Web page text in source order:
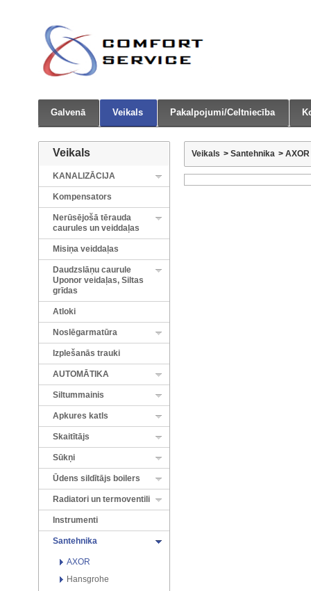
Galvenā Veikals Pakalpojumi/Celtniecība
Veikals
KANALIZĀCIJA
Kompensators
Nerūsējošā tērauda
caurules un veiddaļas
Misiņa veiddaļas
Daudzslāņu caurule
Uponor veidaļas, Siltas
grīdas
Atloki
Noslēgarmatūra
Izplešanās trauki
AUTOMĀTIKA
Siltummainis
Apkures katls
Skaitītājs
Sūkņi
Ūdens sildītājs boilers
Radiatori un termoventili
Instrumenti
Santehnika
AXOR
Hansgrohe
Veikals > Santehnika > AXOR